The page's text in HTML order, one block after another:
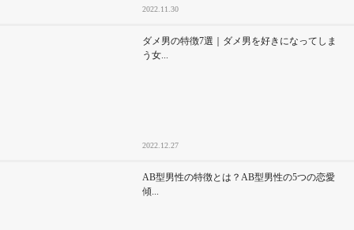
2022.11.30
ダメ男の特徴7選｜ダメ男を好きになってしま
う女...
2022.12.27
AB型男性の特徴とは？AB型男性の5つの恋愛
傾...